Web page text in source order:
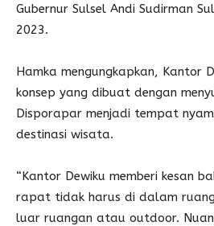
Gubernur Sulsel Andi Sudirman
2023.
Hamka mengungkapkan, Kantor
konsep yang dibuat dengan
Disporapar menjadi tempat
destinasi wisata.
“Kantor Dewiku memberi kesan
rapat tidak harus di dalam
luar ruangan atau outdoor.